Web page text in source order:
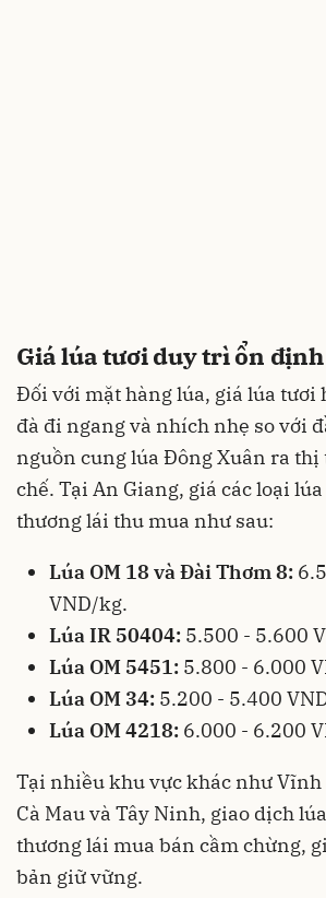
Giá lúa tươi duy trì ổn định
Đối với mặt hàng lúa, giá lúa tươi
đà đi ngang và nhích nhẹ so với
nguồn cung lúa Đông Xuân ra
chế. Tại An Giang, giá các loại
thương lái thu mua như sau:
Lúa OM 18 và Đài Thơm 8:
VND/kg.
Lúa IR 50404: 5.500 - 5.600
Lúa OM 5451: 5.800 - 6.000
Lúa OM 34: 5.200 - 5.400
Lúa OM 4218: 6.000 - 6.200
Tại nhiều khu vực khác như Vĩnh
Cà Mau và Tây Ninh, giao dịch
thương lái mua bán cầm chừng,
bản giữ vững.